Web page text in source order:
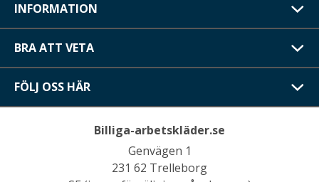
INFORMATION
BRA ATT VETA
FÖLJ OSS HÄR
Billiga-arbetskläder.se
Genvägen 1
231 62 Trelleborg